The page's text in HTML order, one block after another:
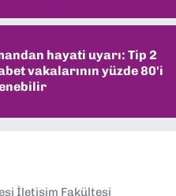
hayati uyarı: Tip 2
vakalarının yüzde 80'i
İletişim Fakültesi